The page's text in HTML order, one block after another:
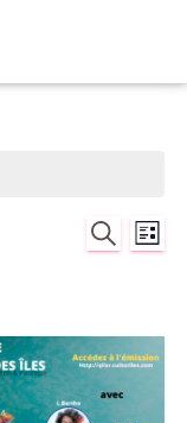
de
RECHERCHE
LISTE